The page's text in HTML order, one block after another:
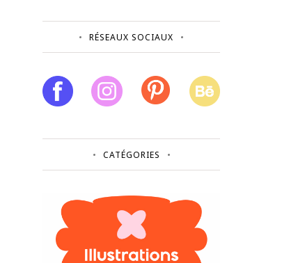
RÉSEAUX SOCIAUX
CATÉGORIES